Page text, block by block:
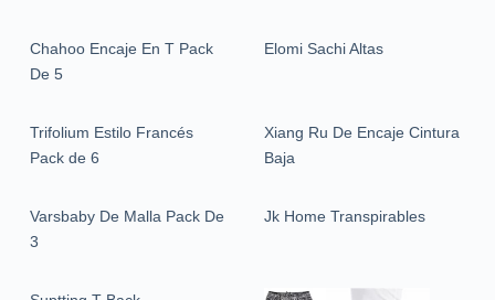
Chahoo Encaje En T Pack
De 5
Elomi Sachi Altas
Trifolium Estilo Francés
Pack de 6
Xiang Ru De Encaje Cintura
Baja
Varsbaby De Malla Pack De
3
Jk Home Transpirables